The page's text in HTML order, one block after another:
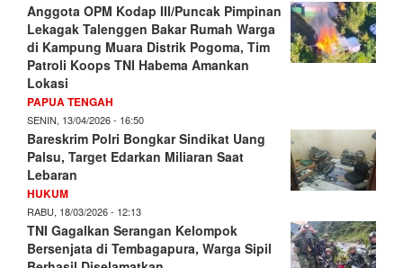
Anggota OPM Kodap III/Puncak Pimpinan
Lekagak Talenggen Bakar Rumah Warga
di Kampung Muara Distrik Pogoma, Tim
Patroli Koops TNI Habema Amankan
Lokasi
PAPUA TENGAH
SENIN, 13/04/2026 - 16:50
Bareskrim Polri Bongkar Sindikat Uang
Palsu, Target Edarkan Miliaran Saat
Lebaran
HUKUM
RABU, 18/03/2026 - 12:13
TNI Gagalkan Serangan Kelompok
Bersenjata di Tembagapura, Warga Sipil